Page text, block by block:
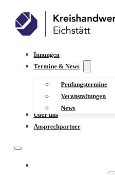
Innungen
Termine & News
Prüfungstermine
Veranstaltungen
News
Über uns
Ansprechpartner